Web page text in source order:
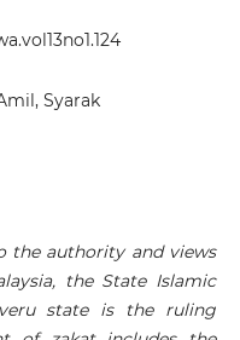
Syarak
the authority and views
the State Islamic
state is the ruling